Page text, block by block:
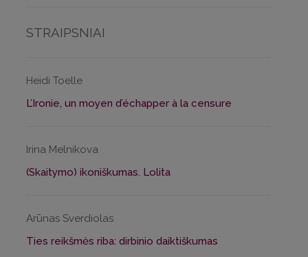
STRAIPSNIAI
Heidi Toelle
L’Ironie, un moyen d’échapper à la censure
Irina Melnikova
(Skaitymo) ikoniškumas. Lolita
Arūnas Sverdiolas
Ties reikšmės riba: dirbinio daiktiškumas